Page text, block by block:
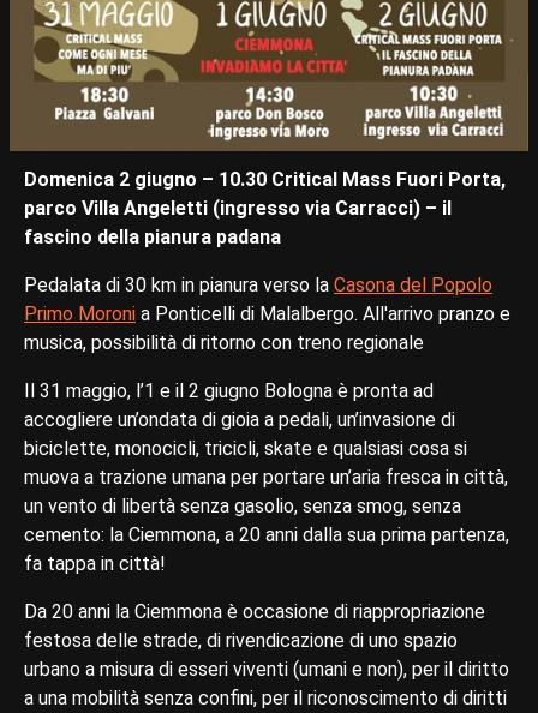
Domenica 2 giugno – 10.30 Critical Mass Fuori Porta,
parco Villa Angeletti (ingresso via Carracci) – il
fascino della pianura padana
Pedalata di 30 km in pianura verso la Casona del Popolo
Primo Moroni a Ponticelli di Malalbergo. All'arrivo pranzo e
musica, possibilità di ritorno con treno regionale
Il 31 maggio, l’1 e il 2 giugno Bologna è pronta ad
accogliere un’ondata di gioia a pedali, un’invasione di
biciclette, monocicli, tricicli, skate e qualsiasi cosa si
muova a trazione umana per portare un’aria fresca in città,
un vento di libertà senza gasolio, senza smog, senza
cemento: la Ciemmona, a 20 anni dalla sua prima partenza,
fa tappa in città!
Da 20 anni la Ciemmona è occasione di riappropriazione
festosa delle strade, di rivendicazione di uno spazio
urbano a misura di esseri viventi (umani e non), per il diritto
a una mobilità senza confini, per il riconoscimento di diritti